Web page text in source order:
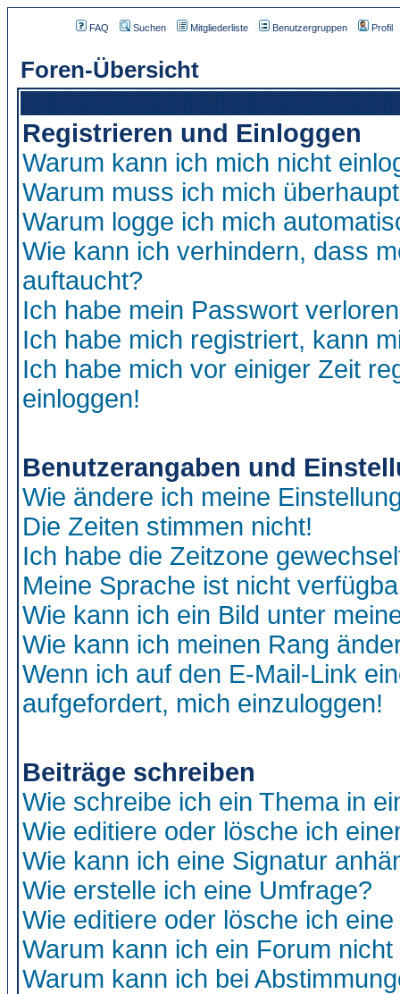
FAQ Suchen Mitgliederliste Benutzergruppen Profil
Foren-Übersicht
Registrieren und Einloggen
Warum kann ich mich nicht
Warum muss ich mich
Warum logge ich mich
Wie kann ich verhindern, dass
auftaucht?
Ich habe mein Passwort
Ich habe mich registriert, kann
Ich habe mich vor einiger Zeit
einloggen!
Benutzerangaben und
Wie ändere ich meine
Die Zeiten stimmen nicht!
Ich habe die Zeitzone
Meine Sprache ist nicht
Wie kann ich ein Bild unter
Wie kann ich meinen Rang
Wenn ich auf den E-Mail-Link
aufgefordert, mich einzuloggen!
Beiträge schreiben
Wie schreibe ich ein Thema in
Wie editiere oder lösche ich
Wie kann ich eine Signatur
Wie erstelle ich eine Umfrage?
Wie editiere oder lösche ich
Warum kann ich ein Forum
Warum kann ich bei